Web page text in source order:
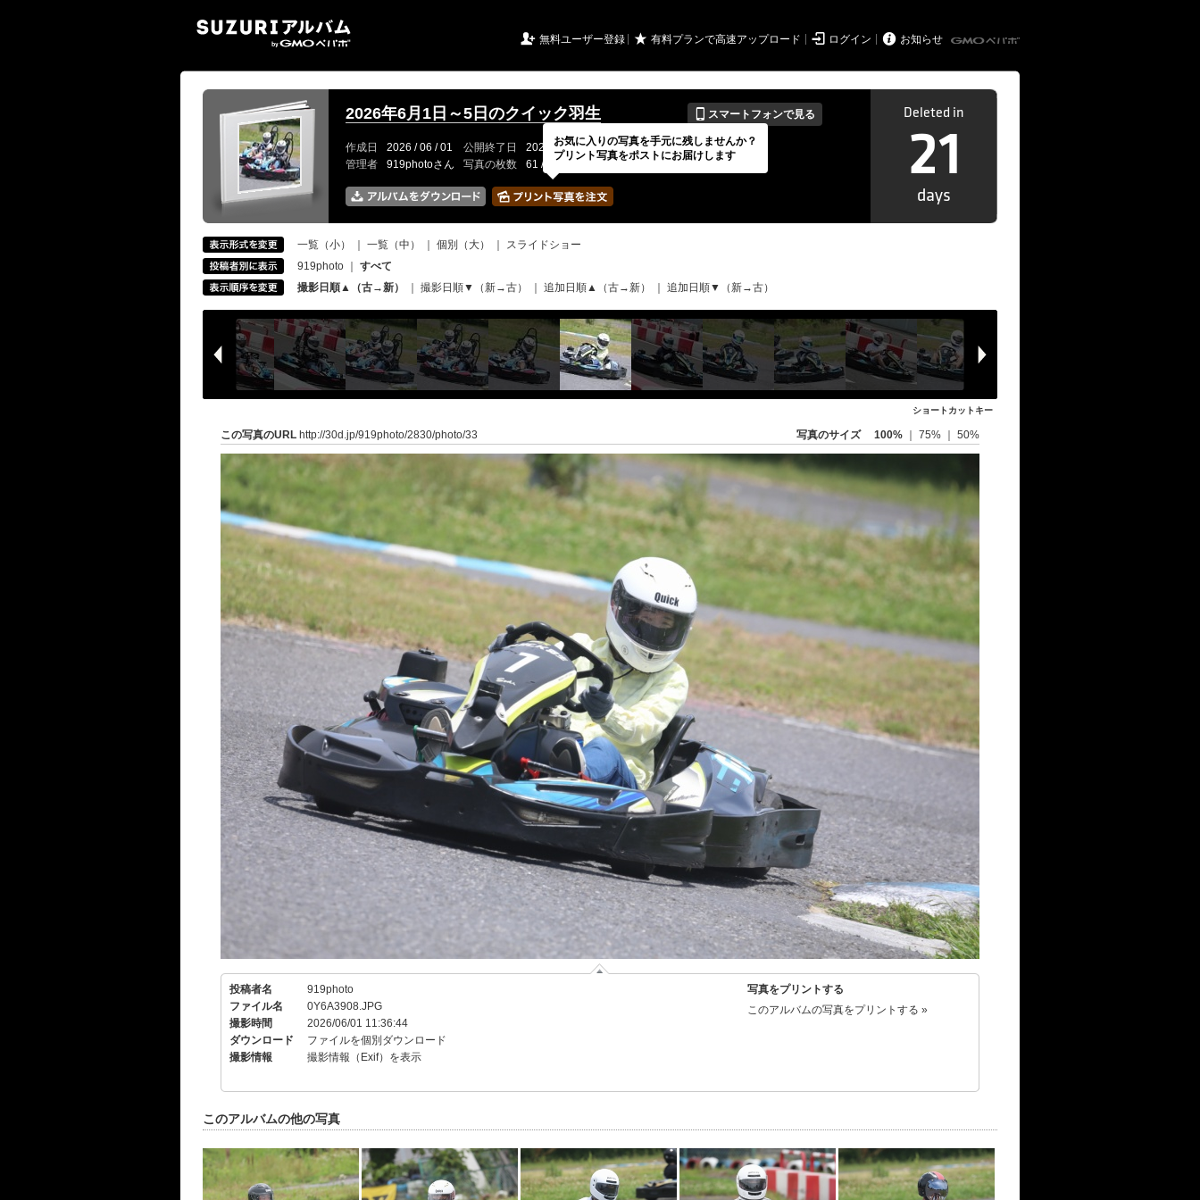
 無料ユーザー登録 ★ 有料プランで高速アップロード  ログイン  お知らせ
2026年6月1日～5日のクイック羽生 📱 スマートフォンで見る
作成日 2026 / 06 / 01 公開終了日 2026 / 08 / 30 あと( 21日 ) イベントの期間
---
管理者
919photoさん 写真の枚数 61 / 2000枚
Deleted in
21
days
一覧（小） 一覧（中） 個別（大）
スライドショー
919photo
すべて
撮影日順▲（古→新）
撮影日順▼（新→古） 追加日順▲（古→新） 追加日順▼（新→古）
ショートカットキー
この写真のURL http://30d.jp/919photo/2830/photo/33 写真のサイズ 100% 75% 50%
投稿者名
919photo
ファイル名
0Y6A3908.JPG
撮影時間
2026/06/01 11:36:44
ダウンロード
ファイルを個別ダウンロード
撮影情報
撮影情報（Exif）を表示
写真をプリントする
このアルバムの写真をプリントする »
このアルバムの他の写真
お気に入りの写真を手元に残しませんか？
プリント写真をポストにお届けします